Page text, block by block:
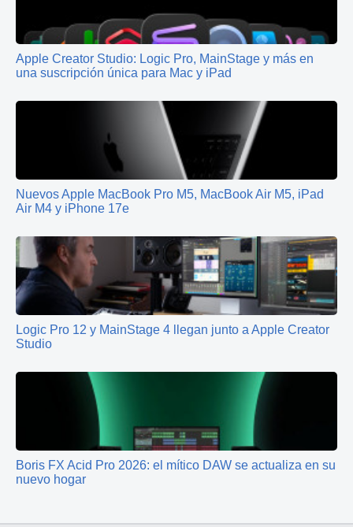
Apple Creator Studio: Logic Pro, MainStage y más en
una suscripción única para Mac y iPad
Nuevos Apple MacBook Pro M5, MacBook Air M5, iPad
Air M4 y iPhone 17e
Logic Pro 12 y MainStage 4 llegan junto a Apple Creator
Studio
Boris FX Acid Pro 2026: el mítico DAW se actualiza en su
nuevo hogar